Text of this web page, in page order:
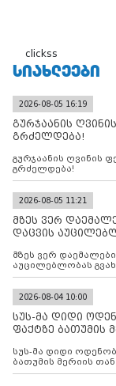
clickss
ᲡᲘᲐᲮᲚᲔᲔᲑᲘ
2026-08-05 16:19
გურჯაანის
გრძელდება!
გურჯაანის ღვინის
გრძელდება!
2026-08-05 11:21
მზეს ვერ
დაცვის
მზეს ვერ დაემალები
აუცილებლობას
2026-08-04 10:00
სუს-მა დიდი
ფაქტზე ბათუმის
სუს-მა დიდი ოდენობით ქრთამის მოთხოვნისა და აღების ფაქტზე
ბათუმის მერიის